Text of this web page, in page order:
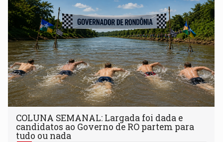
COLUNA SEMANAL: Largada foi dada e
candidatos ao Governo de RO partem para
tudo ou nada